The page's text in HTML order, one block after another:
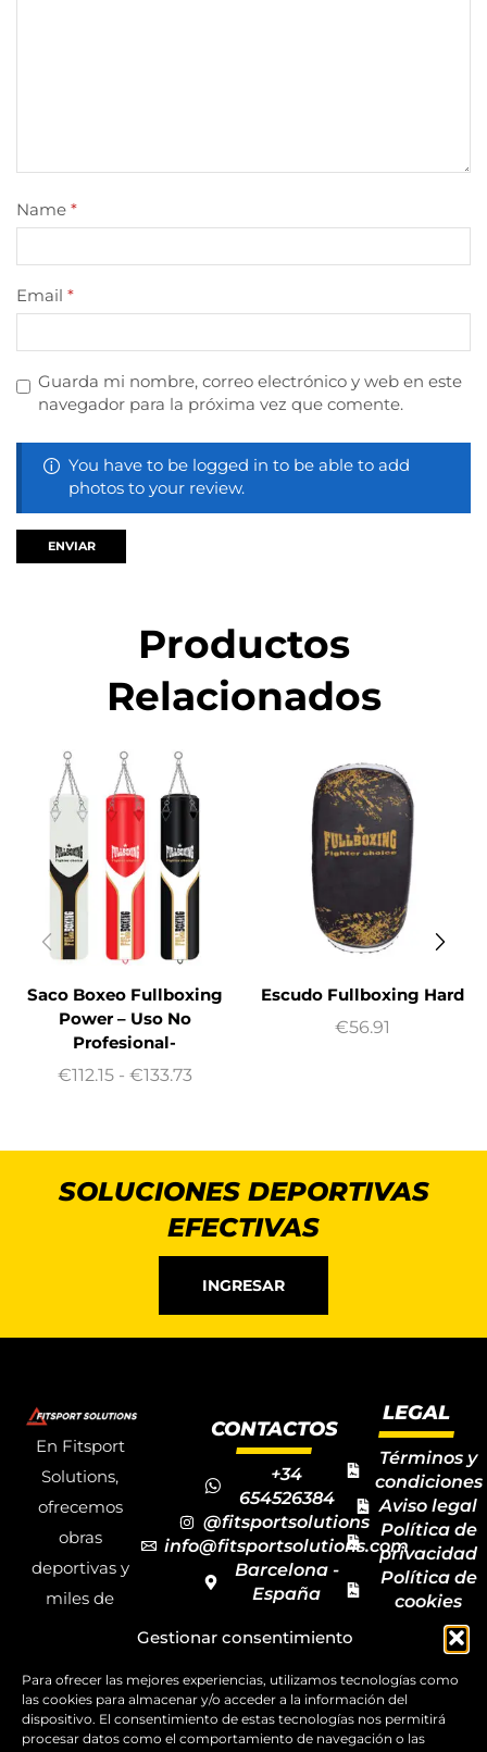
Gestionar consentimiento
Para ofrecer las mejores experiencias, utilizamos tecnologías como
las cookies para almacenar y/o acceder a la información del
dispositivo. El consentimiento de estas tecnologías nos permitirá
procesar datos como el comportamiento de navegación o las
Name *
Email *
Guarda mi nombre, correo electrónico y web en este
navegador para la próxima vez que comente.
You have to be logged in to be able to add
photos to your review.
Productos
Relacionados
Saco Boxeo Fullboxing
Power – Uso No
Profesional-
€112.15 - €133.73
Escudo Fullboxing Hard
€56.91
SOLUCIONES DEPORTIVAS
EFECTIVAS
INGRESAR
En Fitsport
Solutions,
ofrecemos
obras
deportivas y
miles de
deportivos
para todas las
CONTACTOS
+34
654526384
@fitsportsolutions
info@fitsportsolutions.com
Barcelona -
España
de contacto
LEGAL
Términos y
condiciones
Aviso legal
Política de
privacidad
Política de
cookies
Mapa del
sitio